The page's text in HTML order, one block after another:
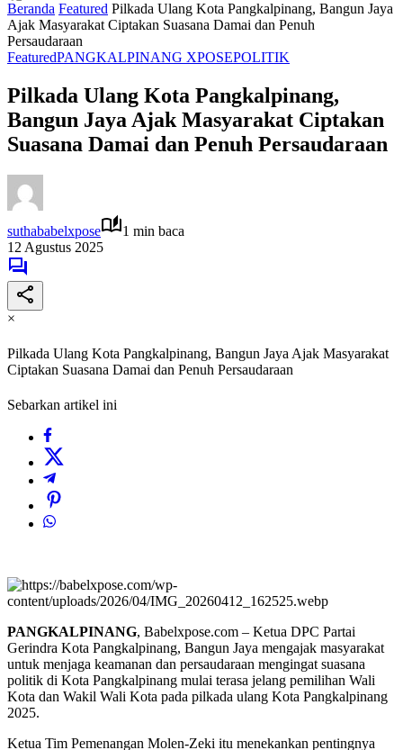
Beranda Featured Pilkada Ulang Kota Pangkalpinang, Bangun Jaya
Ajak Masyarakat Ciptakan Suasana Damai dan Penuh
Persaudaraan
FeaturedPANGKALPINANG XPOSEPOLITIK
Pilkada Ulang Kota Pangkalpinang,
Bangun Jaya Ajak Masyarakat Ciptakan
Suasana Damai dan Penuh Persaudaraan
suthababelxpose
1 min baca
12 Agustus 2025
×
Pilkada Ulang Kota Pangkalpinang, Bangun Jaya Ajak Masyarakat
Ciptakan Suasana Damai dan Penuh Persaudaraan
Sebarkan artikel ini
PANGKALPINANG, Babelxpose.com – Ketua DPC Partai
Gerindra Kota Pangkalpinang, Bangun Jaya mengajak masyarakat
untuk menjaga keamanan dan persaudaraan mengingat suasana
politik di Kota Pangkalpinang mulai terasa jelang pemilihan Wali
Kota dan Wakil Wali Kota pada pilkada ulang Kota Pangkalpinang
2025.
Ketua Tim Pemenangan Molen-Zeki itu menekankan pentingnya